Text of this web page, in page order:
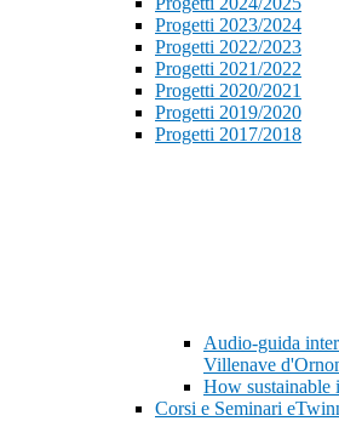
Progetti 2023/2024
Progetti 2022/2023
Progetti 2021/2022
Progetti 2020/2021
Progetti 2019/2020
Progetti 2017/2018
Audio-guida
Villenave
How sustainable
Corsi e Seminari